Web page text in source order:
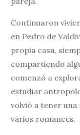
Continuaron
en Pedro de
propia casa,
compartiendo
comenzó a
estudiar
volvió a tener
varios romances.